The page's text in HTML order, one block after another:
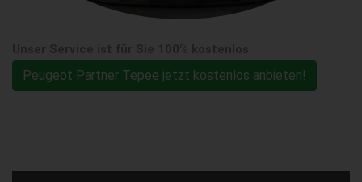
Peugeot Partner Tepee jetzt kostenlos anbieten!